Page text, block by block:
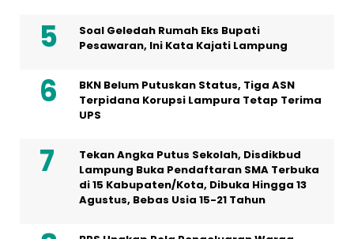
Soal Geledah Rumah Eks Bupati
Pesawaran, Ini Kata Kajati Lampung
BKN Belum Putuskan Status, Tiga ASN
Terpidana Korupsi Lampura Tetap Terima
UPS
Tekan Angka Putus Sekolah, Disdikbud
Lampung Buka Pendaftaran SMA Terbuka
di 15 Kabupaten/Kota, Dibuka Hingga 13
Agustus, Bebas Usia 15-21 Tahun